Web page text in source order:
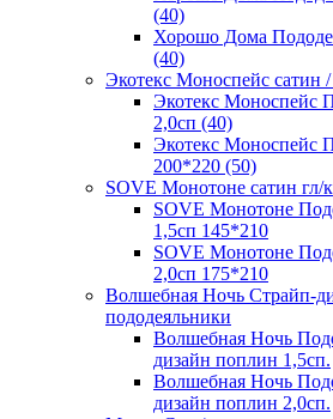
(40)
Хорошо Дома
(40)
Экотекс Моноспейс сатин
Экотекс Моноспейс
2,0сп (40)
Экотекс Моноспейс
200*220 (50)
SOVE Монотоне сатин гл/
SOVE Монотоне
1,5сп 145*210
SOVE Монотоне
2,0сп 175*210
Волшебная Ночь Страйп-
пододеяльники
Волшебная Ночь
дизайн поплин 1,5сп.
Волшебная Ночь
дизайн поплин 2,0сп.